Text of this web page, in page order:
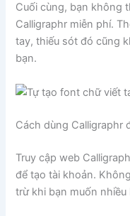
Cuối cùng, bạn không
Calligraphr miễn phí.
tay, thiếu sót đó cũng
bạn.
Cách dùng Calligraphr
Truy cập web
để tạo tài khoản.
trừ khi bạn muốn